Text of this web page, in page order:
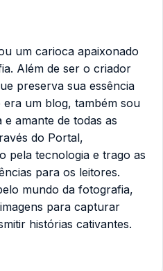
um carioca apaixonado
Além de ser o criador
preserva sua essência
era um blog, também sou
amante de todas as
do Portal,
pela tecnologia e trago as
para os leitores.
mundo da fotografia,
para capturar
histórias cativantes.